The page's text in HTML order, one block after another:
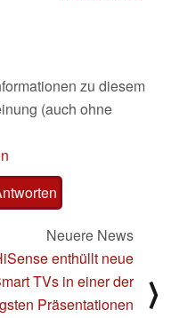
zu diesem
(auch ohne
Neuere News
enthüllt neue
TVs in einer der
Präsentationen
⟩